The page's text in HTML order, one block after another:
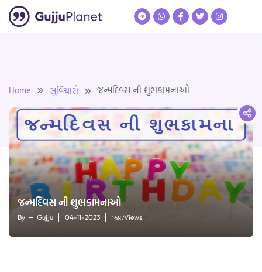
Skip
Home સુવિચારો જન્મદિવસ ની શુભકામનાઓ
જન્મદિવસ ની શુભકામનાઓ
By Gujju 04-11-2023 1687Views